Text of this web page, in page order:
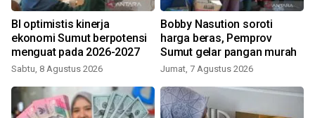
BI optimistis kinerja
ekonomi Sumut berpotensi
menguat pada 2026-2027
Sabtu, 8 Agustus 2026
Bobby Nasution soroti
harga beras, Pemprov
Sumut gelar pangan murah
Jumat, 7 Agustus 2026